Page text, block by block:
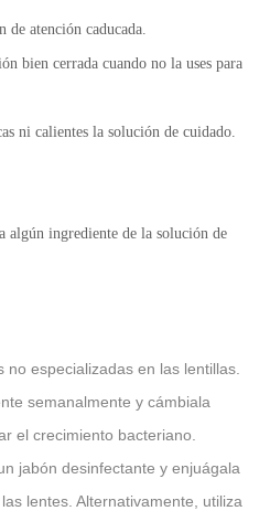
atención caducada.
bien cerrada cuando no la uses para
ni calientes la solución de cuidado.
algún ingrediente de la solución de
no especializadas en las lentillas.
semanalmente y cámbiala
el crecimiento bacteriano.
jabón desinfectante y enjuágala
lentes. Alternativamente, utiliza